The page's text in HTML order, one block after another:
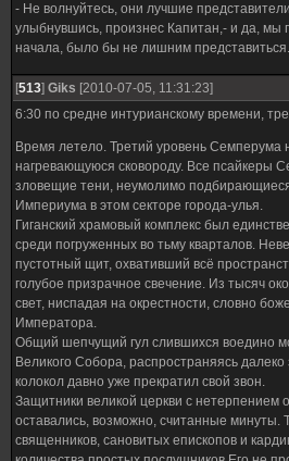
- Не волнуйтесь, они лучшие
улыбнувшись, произнес Капитан,- и да, мы
начала, было бы не лишним представиться.
[513] Giks [2010-07-05, 11:31:23]
6:30 по средне интурианскому времени,
Время летело. Третий уровень Семперума
нагревающуюся сковороду. Все псайкеры
зловещие тени, неумолимо
Империума в этом секторе города-улья.
Гиганский храмовый комплекс был
среди погруженных во тьму кварталов.
пустотный щит, охвативший всё
голубое призрачное свечение. Из тысяч
свет, ниспадая на окрестности, словно
Императора.
Общий шепчущий гул слившихся воедино
Великого Собора, распространяясь
колокол давно уже прекратил свой звон.
Защитники великой церкви с нетерпением
оставались, возможно, считанные минуты.
священников, сановитых епископов и